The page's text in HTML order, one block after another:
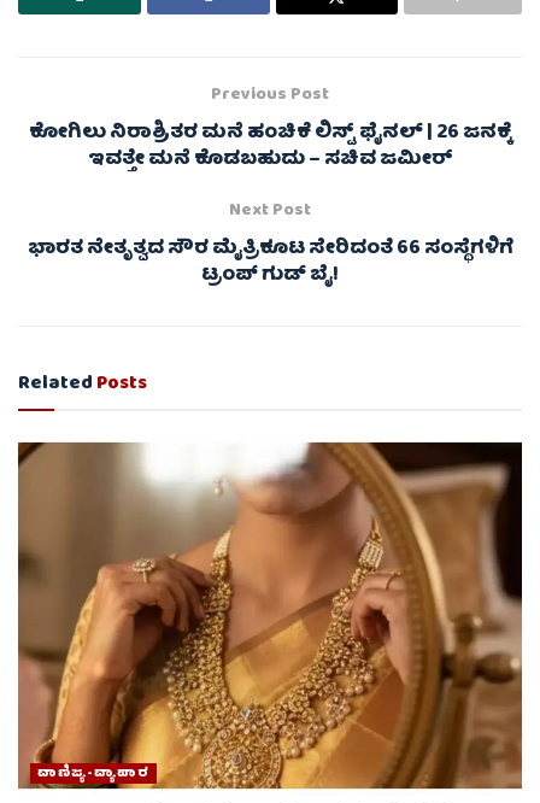
Previous Post
ಕೋಗಿಲು ನಿರಾಶ್ರಿತರ ಮನೆ ಹಂಚಿಕೆ ಲಿಸ್ಟ್ ಫೈನಲ್ | 26 ಜನಕ್ಕೆ
ಇವತ್ತೇ ಮನೆ ಕೊಡಬಹುದು – ಸಚಿವ ಜಮೀರ್
Next Post
ಭಾರತ ನೇತೃತ್ವದ ಸೌರ ಮೈತ್ರಿಕೂಟ ಸೇರಿದಂತೆ 66 ಸಂಸ್ಥೆಗಳಿಗೆ
ಟ್ರಂಪ್ ಗುಡ್ ಬೈ!
RelatedPosts
ವಾಣಿಜ್ಯ-ವ್ಯಾಪಾರ